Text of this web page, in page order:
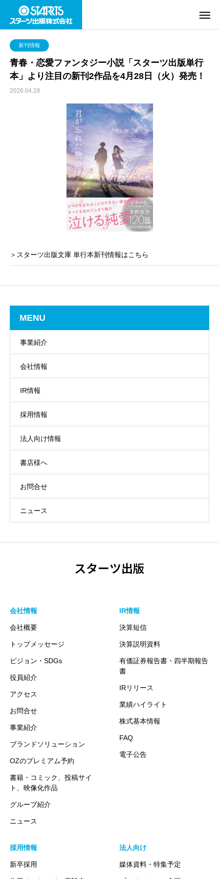
新刊情報
青春・恋愛ファンタジー小説「スターツ出版単行
本」より注目の新刊2作品を4月28日（火）発売！
2026.04.28
＞スターツ出版文庫 単行本新刊情報はこちら
MENU
事業紹介
会社情報
IR情報
採用情報
法人向け情報
書店様へ
お問合せ
ニュース
スターツ出版
会社情報
会社概要
トップメッセージ
ビジョン・SDGs
役員紹介
アクセス
お問合せ
事業紹介
ブランドソリューション
OZのプレミアム予約
書籍・コミック、投稿サイ
ト、映像化作品
グループ紹介
ニュース
IR情報
決算短信
決算説明資料
有価証券報告書・四半期報告
書
IRリリース
業績ハイライト
株式基本情報
FAQ
電子公告
採用情報
新卒採用
法人向け
媒体資料・特集予定